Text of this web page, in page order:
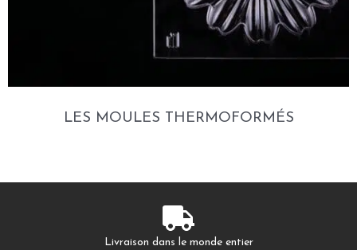
LES MOULES THERMOFORMÉS
Livraison dans le monde entier